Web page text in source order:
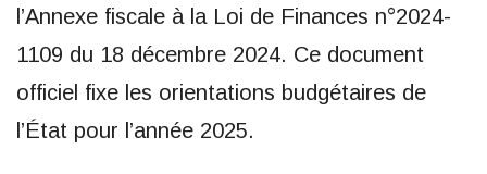
l’Annexe fiscale à la Loi de Finances n°2024-
1109 du 18 décembre 2024. Ce document
officiel fixe les orientations budgétaires de
l’État pour l’année 2025.